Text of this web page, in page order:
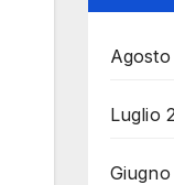
Luglio